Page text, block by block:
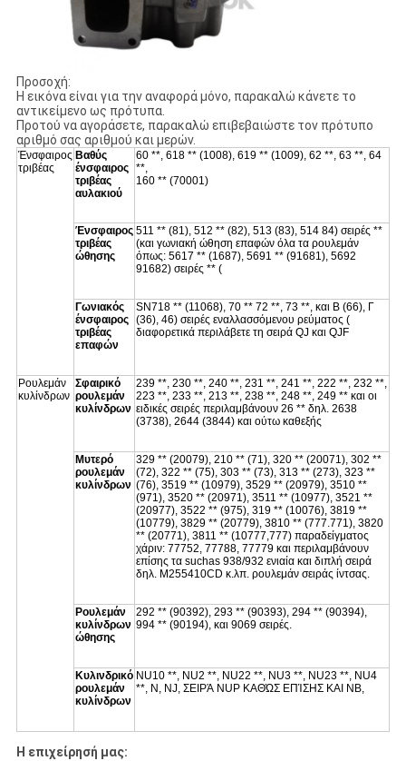
Προσοχή:
Η εικόνα είναι για την αναφορά μόνο, παρακαλώ κάνετε το
αντικείμενο ως πρότυπα.
Προτού να αγοράσετε, παρακαλώ επιβεβαιώστε τον πρότυπο
αριθμό σας αριθμού και μερών.
Ένσφαιρος
τριβέας
Βαθύς
ένσφαιρος
τριβέας
αυλακιού
60 **, 618 ** (1008), 619 ** (1009), 62 **, 63 **, 64
**,
160 ** (70001)
Ένσφαιρος
τριβέας
ώθησης
511 ** (81), 512 ** (82), 513 (83), 514 84) σειρές **
(και γωνιακή ώθηση επαφών όλα τα ρουλεμάν
όπως: 5617 ** (1687), 5691 ** (91681), 5692
91682) σειρές ** (
Γωνιακός
ένσφαιρος
τριβέας
επαφών
SN718 ** (11068), 70 ** 72 **, 73 **, και Β (66), Γ
(36), 46) σειρές εναλλασσόμενου ρεύματος (
διαφορετικά περιλάβετε τη σειρά QJ και QJF
Ρουλεμάν
κυλίνδρων
Σφαιρικό
ρουλεμάν
κυλίνδρων
239 **, 230 **, 240 **, 231 **, 241 **, 222 **, 232 **,
223 **, 233 **, 213 **, 238 **, 248 **, 249 ** και οι
ειδικές σειρές περιλαμβάνουν 26 ** δηλ. 2638
(3738), 2644 (3844) και ούτω καθεξής
Μυτερό
ρουλεμάν
κυλίνδρων
329 ** (20079), 210 ** (71), 320 ** (20071), 302 **
(72), 322 ** (75), 303 ** (73), 313 ** (273), 323 **
(76), 3519 ** (10979), 3529 ** (20979), 3510 **
(971), 3520 ** (20971), 3511 ** (10977), 3521 **
(20977), 3522 ** (975), 319 ** (10076), 3819 **
(10779), 3829 ** (20779), 3810 ** (777.771), 3820
** (20771), 3811 ** (10777,777) παραδείγματος
χάριν: 77752, 77788, 77779 και περιλαμβάνουν
επίσης τα suchas 938/932 ενιαία και διπλή σειρά
δηλ. M255410CD κ.λπ. ρουλεμάν σειράς ίντσας.
Ρουλεμάν
κυλίνδρων
ώθησης
292 ** (90392), 293 ** (90393), 294 ** (90394),
994 ** (90194), και 9069 σειρές.
Κυλινδρικό
ρουλεμάν
κυλίνδρων
NU10 **, NU2 **, NU22 **, NU3 **, NU23 **, NU4
**, Ν, NJ, ΣΕΙΡΆ NUP ΚΑΘΏΣ ΕΠΊΣΗΣ ΚΑΙ NB,
Η επιχείρησή μας: